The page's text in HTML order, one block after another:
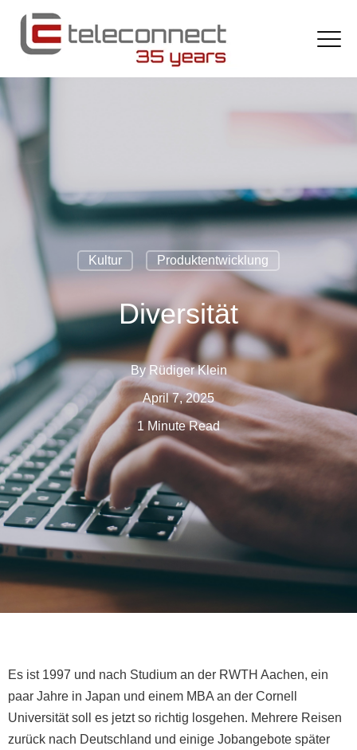
Kultur Produktentwicklung
Diversität
By Rüdiger Klein
April 7, 2025
1 Minute Read
Es ist 1997 und nach Studium an der RWTH Aachen, ein
paar Jahre in Japan und einem MBA an der Cornell
Universität soll es jetzt so richtig losgehen. Mehrere Reisen
zurück nach Deutschland und einige Jobangebote später